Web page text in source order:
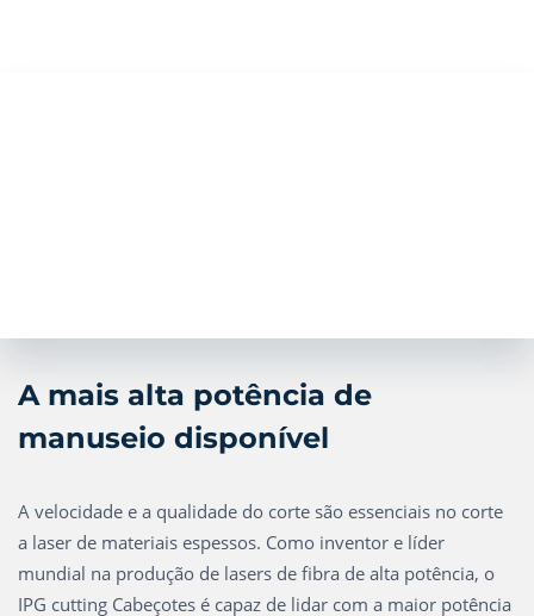
A mais alta potência de
manuseio disponível
A velocidade e a qualidade do corte são essenciais no corte
a laser de materiais espessos. Como inventor e líder
mundial na produção de lasers de fibra de alta potência, o
IPG cutting Cabeçotes é capaz de lidar com a maior potência